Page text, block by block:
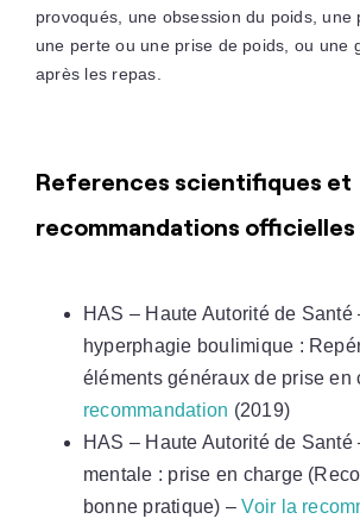
provoqués, une obsession du poids, une
une perte ou une prise de poids, ou une
après les repas.
References scientifiques et
recommandations officielles
HAS – Haute Autorité de
hyperphagie boulimique :
éléments généraux de prise
recommandation (2019)
HAS – Haute Autorité de Santé
mentale : prise en charge
bonne pratique) –Voir la